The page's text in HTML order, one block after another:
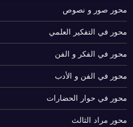
محور صور و نصوص
محور في التفكير العلمي
محور في الفكر و الفن
محور في الفن و الأدب
محور في حوار الحضارات
محور مراد الثالث